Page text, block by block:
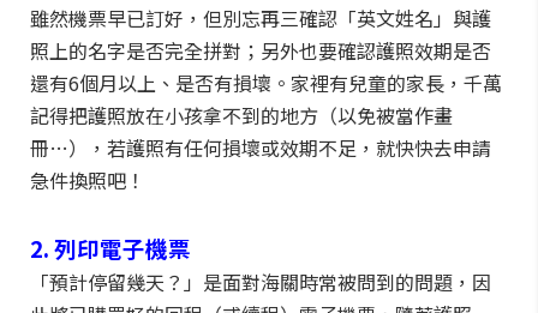
雖然機票早已訂好，但別忘再三確認「英文姓名」與護
照上的名字是否完全拼對；另外也要確認護照效期是否
還有6個月以上、是否有損壞。家裡有兒童的家長，千萬
記得把護照放在小孩拿不到的地方（以免被當作畫
冊…），若護照有任何損壞或效期不足，就快快去申請
急件換照吧！
2. 列印電子機票
「預計停留幾天？」是面對海關時常被問到的問題，因